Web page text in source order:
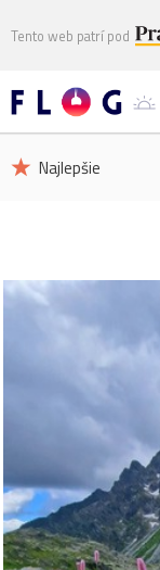
Tento web patrí pod
Najlepšie